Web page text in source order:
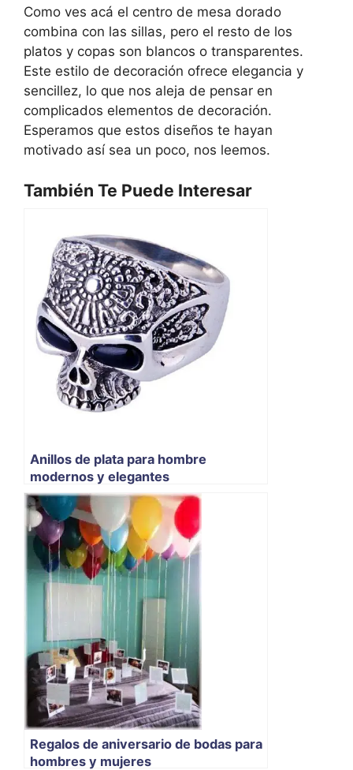
Como ves acá el centro de mesa dorado
combina con las sillas, pero el resto de los
platos y copas son blancos o transparentes.
Este estilo de decoración ofrece elegancia y
sencillez, lo que nos aleja de pensar en
complicados elementos de decoración.
Esperamos que estos diseños te hayan
motivado así sea un poco, nos leemos.
También Te Puede Interesar
Anillos de plata para hombre
modernos y elegantes
Regalos de aniversario de bodas para
hombres y mujeres